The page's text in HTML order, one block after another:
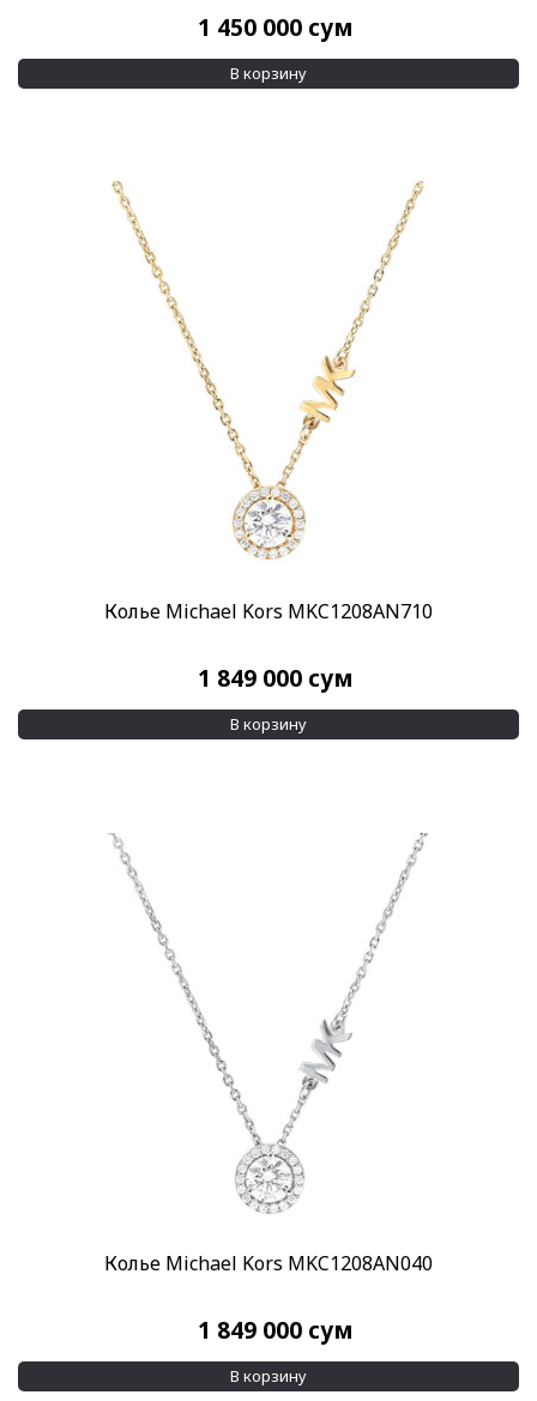
1 450 000 сум
В корзину
Колье Michael Kors MKC1208AN710
1 849 000 сум
В корзину
Колье Michael Kors MKC1208AN040
1 849 000 сум
В корзину